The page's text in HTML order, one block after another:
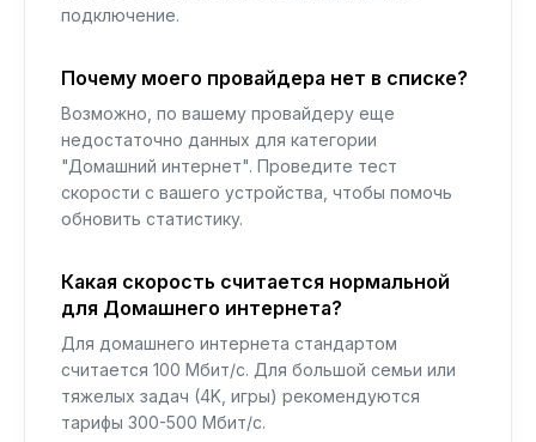
подключение.
Почему моего провайдера нет в списке?
Возможно, по вашему провайдеру еще
недостаточно данных для категории
"Домашний интернет". Проведите тест
скорости с вашего устройства, чтобы помочь
обновить статистику.
Какая скорость считается нормальной
для Домашнего интернета?
Для домашнего интернета стандартом
считается 100 Мбит/с. Для большой семьи или
тяжелых задач (4K, игры) рекомендуются
тарифы 300-500 Мбит/с.